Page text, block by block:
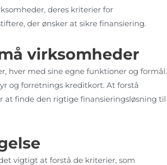
deres kriterier for
der ønsker at sikre finansiering.
virksomheder
hver med sine egne funktioner og formål.
og forretnings kreditkort. At forstå
at finde den rigtige finansieringsløsning til
vigtigt at forstå de kriterier, som